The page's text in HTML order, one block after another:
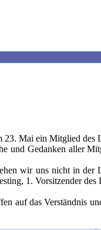
Mai ein Mitglied des
und Gedanken aller
wir uns nicht in der
1. Vorsitzender
auf das Verständnis